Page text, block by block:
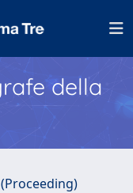
della